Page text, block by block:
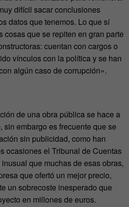
difícil sacar conclusiones
datos que tenemos. Lo que sí
cosas que se repiten en gran parte
cuentan con cargos o
vínculos con la política y se han
algún caso de corrupción».
de una obra pública se hace a
sin embargo es frecuente que se
sin publicidad, como han
ocasiones el Tribunal de Cuentas
que muchas de esas obras,
que ofertó un mejor precio,
un sobrecoste inesperado que
en millones de euros.